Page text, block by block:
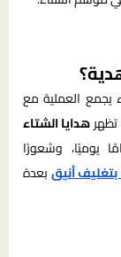
يجمع العملية مع
تظهرهدايا الشتاء
يوميًا، وشعورًا
بتغليف أنيقبعدة